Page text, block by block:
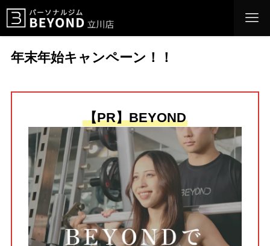
年末年始キャンペーン！！
【PR】BEYOND